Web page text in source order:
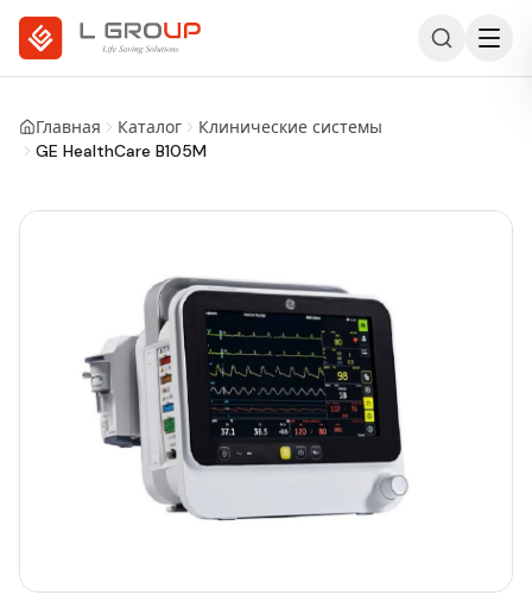
Главная Каталог
Клинические системы
GE HealthCare B105M